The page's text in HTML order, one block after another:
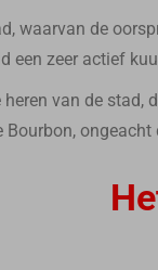
waarvan de
een zeer actief
van de stad,
ongeacht